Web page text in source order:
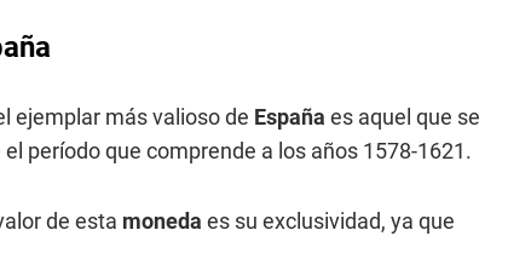
ejemplar más valioso de España es aquel que se
período que comprende a los años 1578-1621.
de esta moneda es su exclusividad, ya que